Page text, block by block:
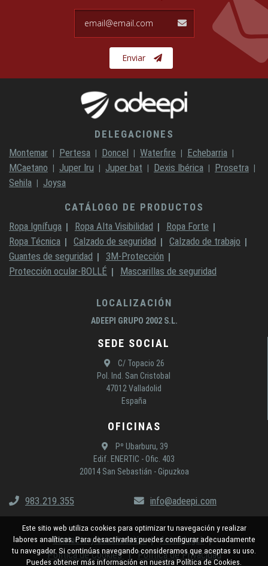
Enviar
DELEGACIONES
Montemar
Pertesa Doncel Waterfire
Echebarria
MCaetano
Juper Iru Juper bat Dexis Ibérica
Prosetra
Sehila
Joysa
CATÁLOGO DE PRODUCTOS
Ropa Ignífuga
Ropa Alta Visibilidad
Ropa Forte
Ropa Técnica
Calzado de seguridad
Calzado de trabajo
Guantes de seguridad
3M-Protección
Protección ocular-BOLLÉ
Mascarillas de seguridad
LOCALIZACIÓN
ADEEPI GRUPO 2002 S.L.
SEDE SOCIAL
C/ Topacio 26
Pol. Ind. San Cristobal
47012 Valladolid
España
OFICINAS
Pº Ubarburu, 39
Edif. ENERTIC - Ofic. 403
20014 San Sebastián - Gipuzkoa
983.219.355 info@adeepi.com
Contacto y Localización
Aviso legal
Política de Cookies
Política de Privacidad
Este sitio web utiliza cookies para optimizar tu navegación y realizar
labores analíticas. Para desactivarlas puedes configurar adecuadamente
tu navegador. Si continúas navegando consideramos que aceptas su uso.
Puedes obtener más información en nuestra Política de Cookies.